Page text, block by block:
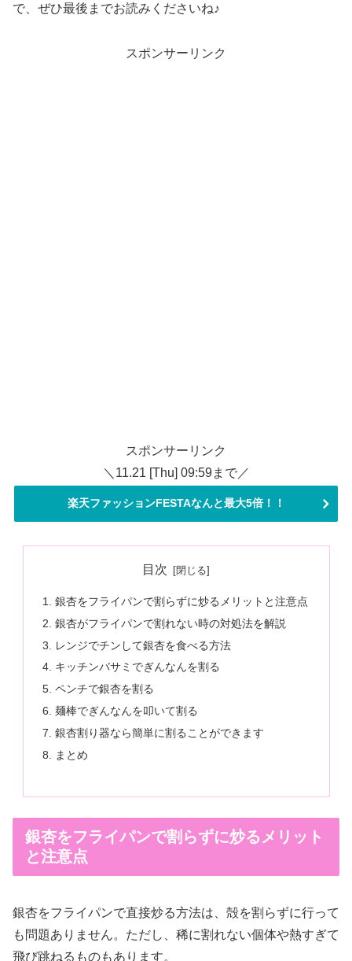
で、ぜひ最後までお読みくださいね♪
スポンサーリンク
スポンサーリンク
＼11.21 [Thu] 09:59まで／
楽天ファッションFESTAなんと最大5倍！！
目次
銀杏をフライパンで割らずに炒るメリットと注意点
銀杏がフライパンで割れない時の対処法を解説
レンジでチンして銀杏を食べる方法
キッチンバサミでぎんなんを割る
ペンチで銀杏を割る
麺棒でぎんなんを叩いて割る
銀杏割り器なら簡単に割ることができます
まとめ
銀杏をフライパンで割らずに炒るメリット
と注意点
銀杏をフライパンで直接炒る方法は、殻を割らずに行って
も問題ありません。ただし、稀に割れない個体や熱すぎて
飛び跳ねるものもあります。